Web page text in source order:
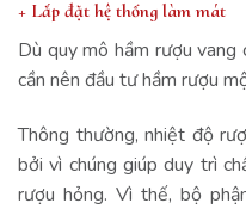
+ Lắp đặt hệ thống làm mát
Dù quy mô hầm rượu
cần nên đầu tư hầm rượu
Thông thường, nhiệt độ
bởi vì chúng giúp duy trì
rượu hỏng. Vì thế, bộ